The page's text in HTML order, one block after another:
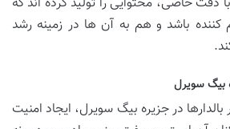
کننده باشد و هم به آن ها در زمینه رشد
بیگ سویرل
در جزیره بیگ سویرل، ایجاد امنیت